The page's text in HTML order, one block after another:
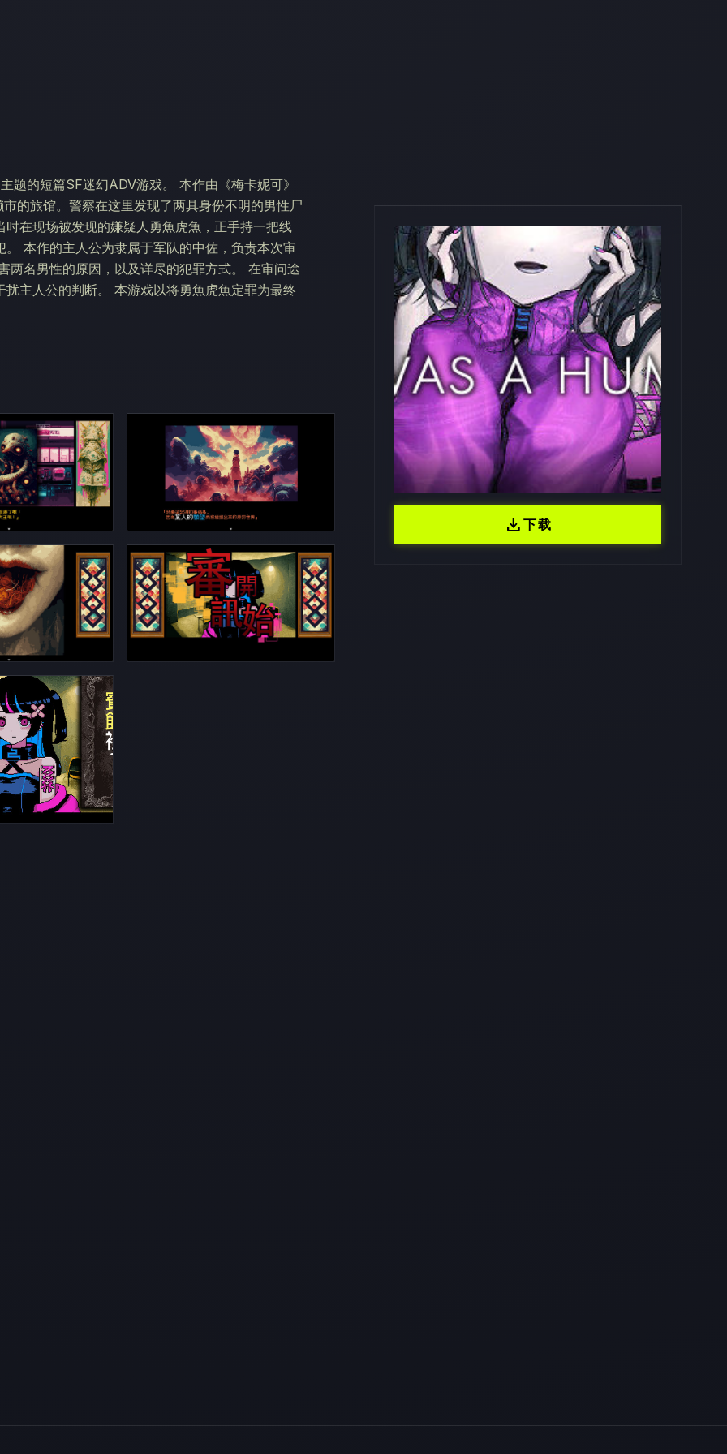
的短篇SF迷幻ADV游戏。 本作由《梅卡妮可》
的旅馆。警察在这里发现了两具身份不明的男性尸
在现场被发现的嫌疑人勇魚虎魚，正手持一把线
本作的主人公为隶属于军队的中佐，负责本次审
两名男性的原因，以及详尽的犯罪方式。 在审问途
主人公的判断。 本游戏以将勇魚虎魚定罪为最终
download下载